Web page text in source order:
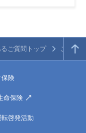
ご質問トップ ご契約
保険
命保険
啓発活動